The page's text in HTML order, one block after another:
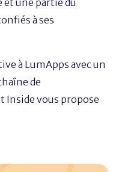
et une partie du
à ses
à LumApps avec un
de
Inside vous propose